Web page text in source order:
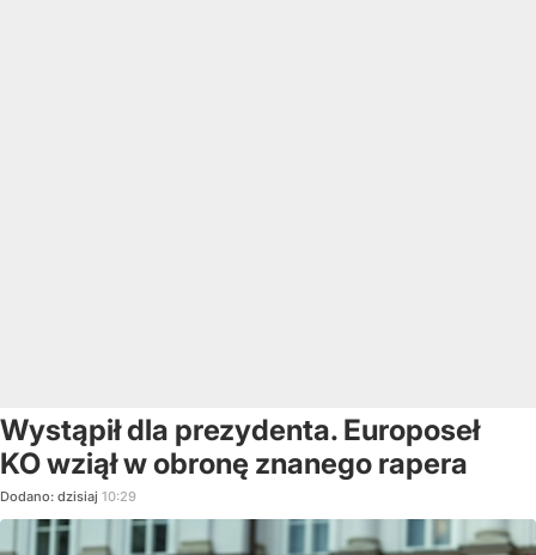
Wystąpił dla prezydenta. Europoseł
KO wziął w obronę znanego rapera
Dodano: dzisiaj 10:29